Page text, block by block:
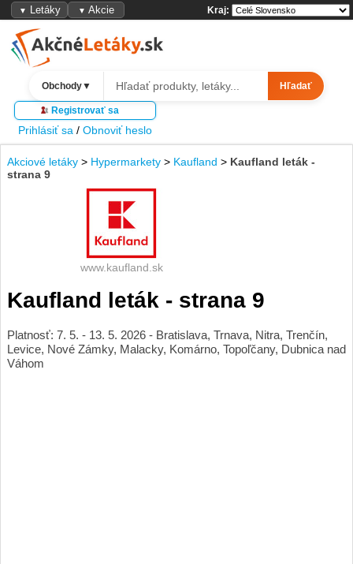
▼ Letáky ▼ Akcie Kraj:
Obchody▼ Hľadať
Registrovať sa
Prihlásiť sa / Obnoviť heslo
Akciové letáky > Hypermarkety > Kaufland > Kaufland leták -
strana 9
www.kaufland.sk
Kaufland leták - strana 9
Platnosť: 7. 5. - 13. 5. 2026 - Bratislava, Trnava, Nitra, Trenčín,
Levice, Nové Zámky, Malacky, Komárno, Topoľčany, Dubnica nad
Váhom